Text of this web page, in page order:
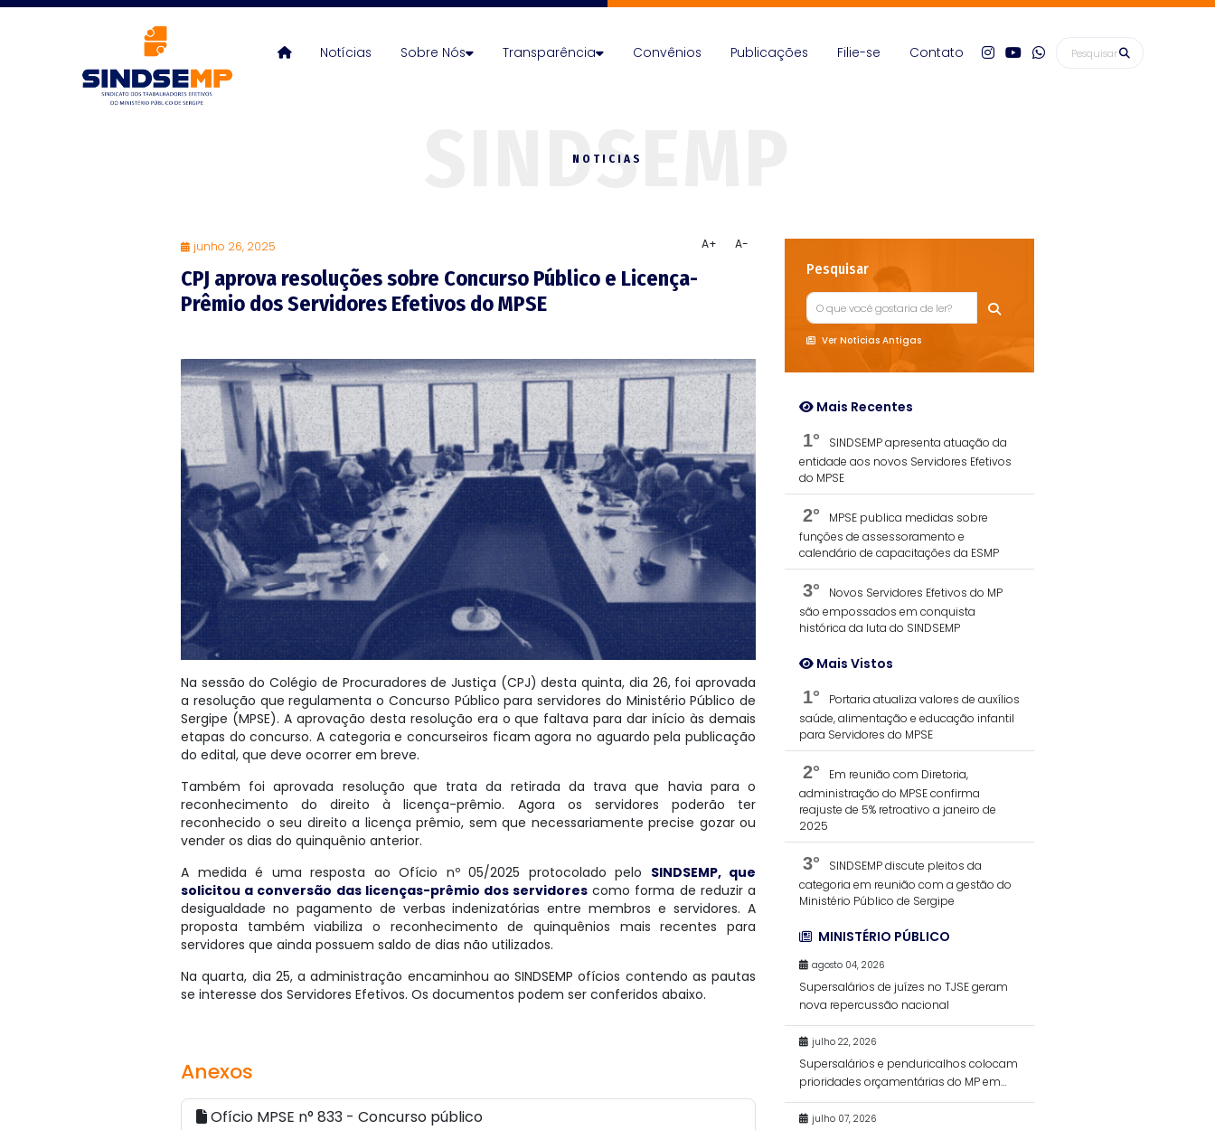
Notícias Sobre Nós Transparência Convênios Publicações Filie-se Contato
NOTICIAS
junho 26, 2025 A+ A-
CPJ aprova resoluções sobre Concurso Público e Licença-
Prêmio dos Servidores Efetivos do MPSE
Na sessão do Colégio de Procuradores de Justiça (CPJ) desta quinta, dia 26, foi aprovada
a resolução que regulamenta o Concurso Público para servidores do Ministério Público de
Sergipe (MPSE). A aprovação desta resolução era o que faltava para dar início às demais
etapas do concurso. A categoria e concurseiros ficam agora no aguardo pela publicação
do edital, que deve ocorrer em breve.
Também foi aprovada resolução que trata da retirada da trava que havia para o
reconhecimento do direito à licença-prêmio. Agora os servidores poderão ter
reconhecido o seu direito a licença prêmio, sem que necessariamente precise gozar ou
vender os dias do quinquênio anterior.
A medida é uma resposta ao Ofício nº 05/2025 protocolado pelo SINDSEMP, que
solicitou a conversão das licenças-prêmio dos servidores como forma de reduzir a
desigualdade no pagamento de verbas indenizatórias entre membros e servidores. A
proposta também viabiliza o reconhecimento de quinquênios mais recentes para
servidores que ainda possuem saldo de dias não utilizados.
Na quarta, dia 25, a administração encaminhou ao SINDSEMP ofícios contendo as pautas
se interesse dos Servidores Efetivos. Os documentos podem ser conferidos abaixo.
Anexos
Ofício MPSE n° 833 - Concurso público
Pesquisar
Ver Notícias Antigas
Mais Recentes
1°
SINDSEMP apresenta atuação da
entidade aos novos Servidores Efetivos
do MPSE
2°
MPSE publica medidas sobre
funções de assessoramento e
calendário de capacitações da ESMP
3°
Novos Servidores Efetivos do MP
são empossados em conquista
histórica da luta do SINDSEMP
Mais Vistos
1°
Portaria atualiza valores de auxílios
saúde, alimentação e educação infantil
para Servidores do MPSE
2°
Em reunião com Diretoria,
administração do MPSE confirma
reajuste de 5% retroativo a janeiro de
2025
3°
SINDSEMP discute pleitos da
categoria em reunião com a gestão do
Ministério Público de Sergipe
MINISTÉRIO PÚBLICO
agosto 04, 2026
Supersalários de juízes no TJSE geram
nova repercussão nacional
julho 22, 2026
Supersalários e penduricalhos colocam
prioridades orçamentárias do MP em
debate
julho 07, 2026